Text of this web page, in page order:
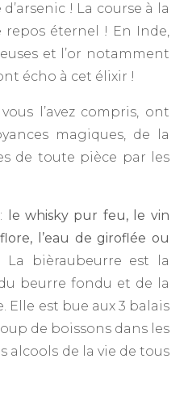
! La course à la
repos éternel ! En Inde,
et l’or notamment
écho à cet élixir !
l’avez compris, ont
magiques, de la
de toute pièce par les
le whisky pur feu, le vin
l’eau de giroflée ou
bièraubeurre est la
beurre fondu et de la
Elle est bue aux 3 balais
de boissons dans les
alcools de la vie de tous